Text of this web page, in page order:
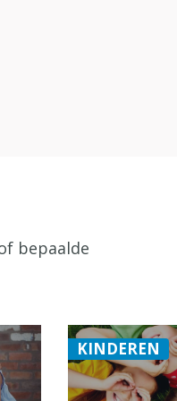
bepaalde
KINDEREN